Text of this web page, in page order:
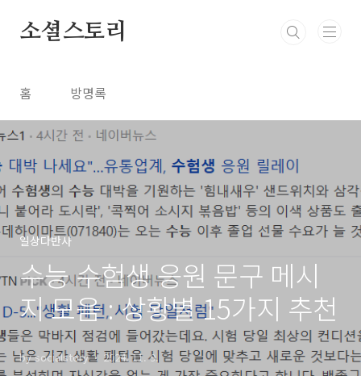
소셜스토리
홈 방명록
일상다반사
수능 수험생 응원 문구 메시
지 모음 : 상황별 15가지 추천
by socialstory 2024. 11. 9.